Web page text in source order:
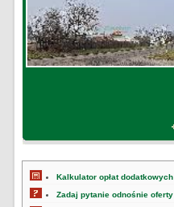
Kalkulator opłat dodatkowych
Zadaj pytanie odnośnie oferty